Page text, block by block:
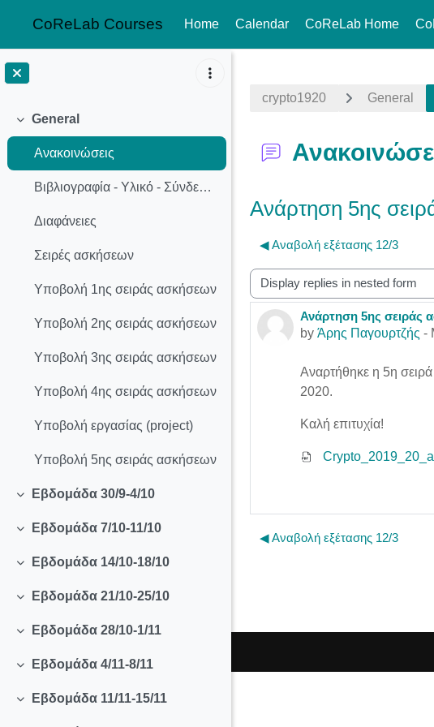
CoReLab Courses Home Calendar CoReLab Home
Collapse
General
Ανακοινώσεις
Βιβλιογραφία - Υλικό - Σύνδεσμοι
Διαφάνειες
Σειρές ασκήσεων
Υποβολή 1ης σειράς ασκήσεων
Υποβολή 2ης σειράς ασκήσεων
Υποβολή 3ης σειράς ασκήσεων
Υποβολή 4ης σειράς ασκήσεων
Υποβολή εργασίας (project)
Υποβολή 5ης σειράς ασκήσεων
Collapse
Εβδομάδα 30/9-4/10
Collapse
Εβδομάδα 7/10-11/10
Collapse
Εβδομάδα 14/10-18/10
Collapse
Εβδομάδα 21/10-25/10
Collapse
Εβδομάδα 28/10-1/11
Collapse
Εβδομάδα 4/11-8/11
Collapse
Εβδομάδα 11/11-15/11
crypto1920 General
Ανάρτηση 5ης
◀︎ Αναβολή εξέτασης 12/3
Display mode
Ανάρτηση 5ης σειράς
by Άρης Παγουρτζής -
Number of replies: 0
Αναρτήθηκε η 5η
2020.
Καλή επιτυχία!
◀︎ Αναβολή εξέτασης 12/3